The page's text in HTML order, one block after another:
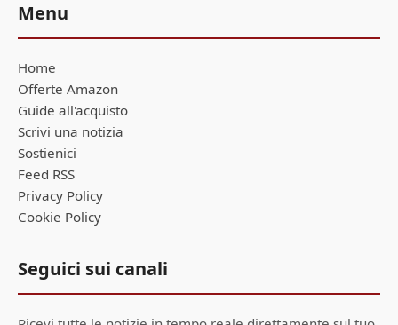
Menu
Home
Offerte Amazon
Guide all'acquisto
Scrivi una notizia
Sostienici
Feed RSS
Privacy Policy
Cookie Policy
Seguici sui canali